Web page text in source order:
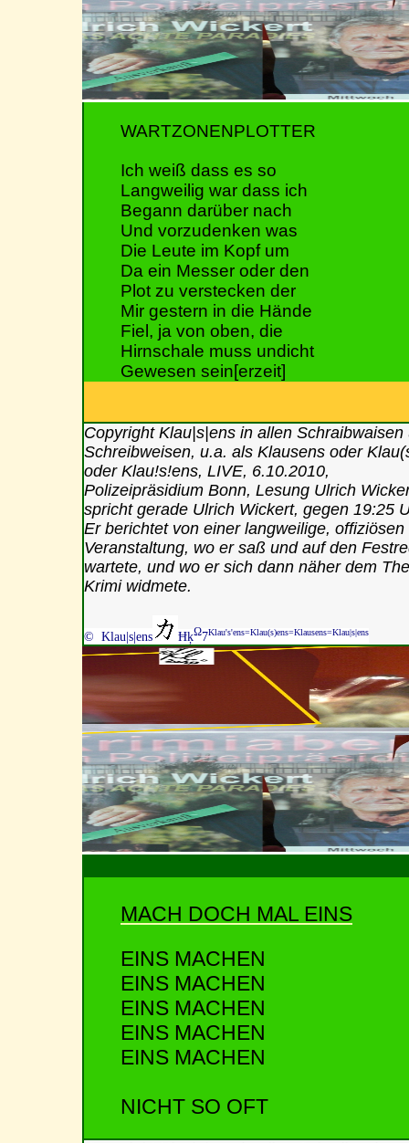
WARTZONENPLOTTER
Ich weiß dass es so
Langweilig war dass ich
Begann darüber nach
Und vorzudenken was
Die Leute im Kopf um
Da ein Messer oder den
Plot zu verstecken der
Mir gestern in die Hände
Fiel, ja von oben, die
Hirnschale muss undicht
Gewesen sein[erzeit]
Copyright Klau|s|ens in allen Schraibwaisen
Schreibweisen, u.a. als Klausens oder
oder Klau!s!ens, LIVE, 6.10.2010,
Polizeipräsidium Bonn, Lesung Ulrich
spricht gerade Ulrich Wickert, gegen 19:25
Er berichtet von einer langweilige, offiziösen
Veranstaltung, wo er saß und auf den
wartete, und wo er sich dann näher dem
Krimi widmete.
© Klau|s|ens ĦķΩ7Klau's'ens=Klau(s)ens=Klausens=Klau|s|ens
MACH DOCH MAL EINS
EINS MACHEN
EINS MACHEN
EINS MACHEN
EINS MACHEN
EINS MACHEN
NICHT SO OFT